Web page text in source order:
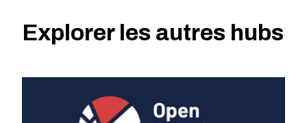
Explorer les autres hubs